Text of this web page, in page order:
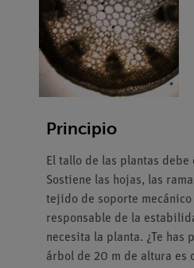
Principio
El tallo de las plantas
Sostiene las hojas, las
tejido de soporte
responsable de la
necesita la planta. ¿Te has
árbol de 20 m de altura es